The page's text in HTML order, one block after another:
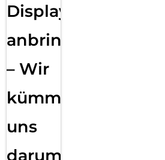
Displayfolie
anbringen
– Wir
kümmern
uns
darum!